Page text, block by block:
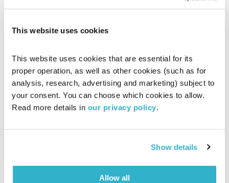
This website uses cookies
This website uses cookies that are essential for its
proper operation, as well as other cookies (such as for
analysis, research, advertising and marketing) subject to
your consent. You can choose which cookies to allow.
Read more details in our privacy policy.
Show details
Allow all
המחסן של הלב
רובן להבויוסי בבליקי
18.05.23
01:59:07
יוסי בבליקי ורובן להב (בלאק לולו) מאחדים כוחות לשעתיים של